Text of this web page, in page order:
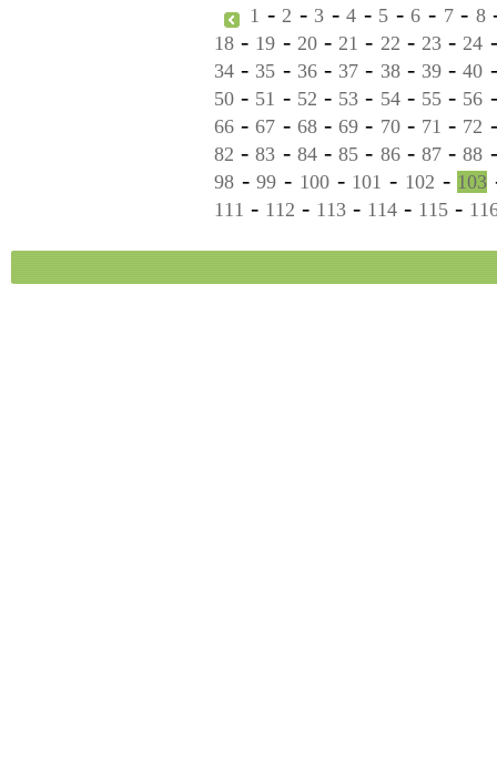
1 -2 - 3 -4 - 5 -6 - 7- 8
18 - 19 - 20-21 - 22 - 23-24
34 - 35 - 36- 37 - 38- 39-40
50 - 51 - 52 - 53 - 54- 55- 56
66 -67 - 68-69 - 70- 71 - 72
82 -83 - 84-85 - 86- 87-88
98 -99 - 100- 101 - 102 - 103
111 - 112 - 113 - 114 - 115 -